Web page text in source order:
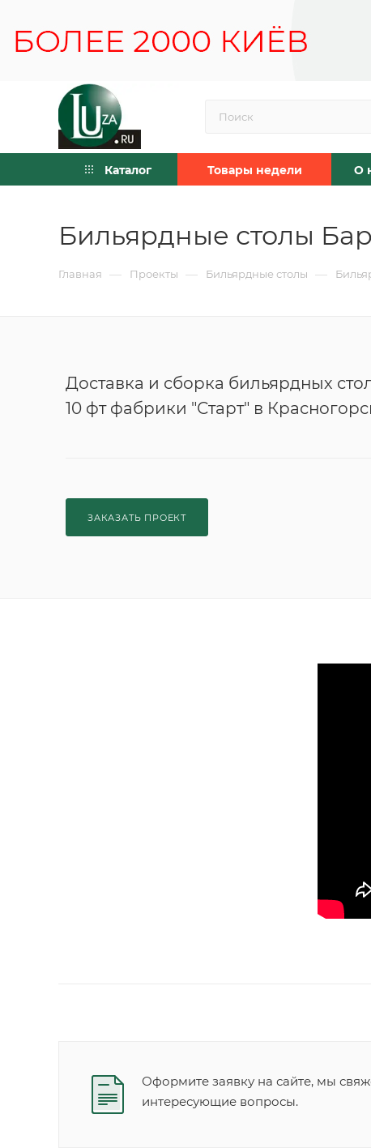
Каталог Товары недели О
Бильярдные столы
Главная — Проекты — Бильярдные столы —
Доставка и сборка бильярдных
10 фт фабрики "Старт" в
ЗАКАЗАТЬ ПРОЕКТ
Оформите заявку на сайте, мы
интересующие вопросы.